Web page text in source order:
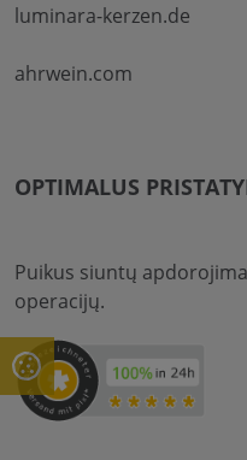
luminara-kerzen.de
ahrwein.com
OPTIMALUS
Puikus siuntų
operacijų.